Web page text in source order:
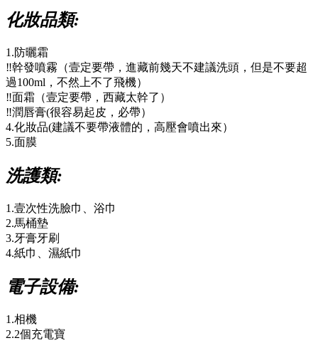
化妝品類:
1.防曬霜
‼️幹發噴霧（壹定要帶，進藏前幾天不建議洗頭，但是不要超
過100ml，不然上不了飛機）
‼️面霜（壹定要帶，西藏太幹了）
‼️潤唇膏(很容易起皮，必帶）
4.化妝品(建議不要帶液體的，高壓會噴出來）
5.面膜
洗護類:
1.壹次性洗臉巾、浴巾
2.馬桶墊
3.牙膏牙刷
4.紙巾、濕紙巾
電子設備:
1.相機
2.2個充電寶